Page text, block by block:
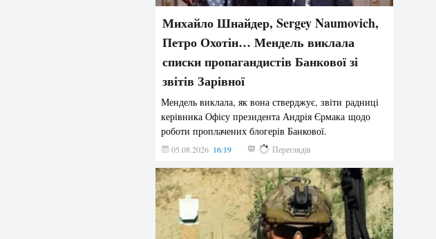
Михайло Шнайдер, Sergey Naumovich,
Петро Охотін… Мендель виклала
списки пропагандистів Банкової зі
звітів Зарівної
Мендель виклала, як вона стверджує, звіти радниці
керівника Офісу президента Андрія Єрмака щодо
роботи проплачених блогерів Банкової.
05.08.2026 16:19 216 Переглядів